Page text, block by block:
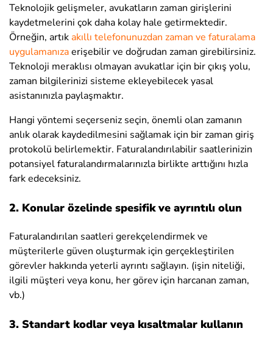
Teknolojik gelişmeler, avukatların zaman girişlerini
kaydetmelerini çok daha kolay hale getirmektedir.
Örneğin, artıkakıllı telefonunuzdan zaman ve faturalama
uygulamanızaerişebilir ve doğrudan zaman girebilirsiniz.
Teknoloji meraklısı olmayan avukatlar için bir çıkış yolu,
zaman bilgilerinizi sisteme ekleyebilecek yasal
asistanınızla paylaşmaktır.
Hangi yöntemi seçerseniz seçin, önemli olan zamanın
anlık olarak kaydedilmesini sağlamak için bir zaman giriş
protokolü belirlemektir. Faturalandırılabilir saatlerinizin
potansiyel faturalandırmalarınızla birlikte arttığını hızla
fark edeceksiniz.
2. Konular özelinde spesifik ve ayrıntılı olun
Faturalandırılan saatleri gerekçelendirmek ve
müşterilerle güven oluşturmak için gerçekleştirilen
görevler hakkında yeterli ayrıntı sağlayın. (işin niteliği,
ilgili müşteri veya konu, her görev için harcanan zaman,
vb.)
3. Standart kodlar veya kısaltmalar kullanın